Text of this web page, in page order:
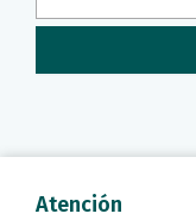
Atención